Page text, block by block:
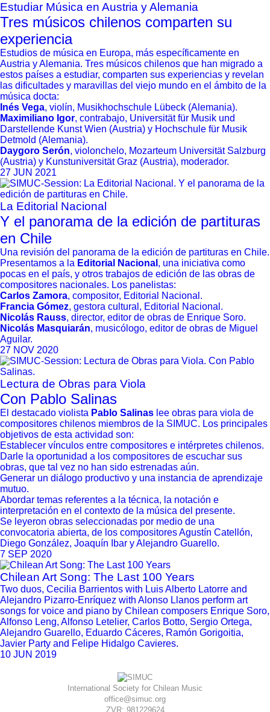
Estudiar Música en Austria y Alemania
Tres músicos chilenos comparten su
experiencia
Estudios de música en Europa, más específicamente en
Austria y Alemania. Tres músicos chilenos que han migrado a
estos países a estudiar, comparten sus experiencias y revelan
las dificultades y maravillas del viejo mundo en el ámbito de la
música docta:
Inés Vega, violín, Musikhochschule Lübeck (Alemania).
Maximiliano Igor, contrabajo, Universität für Musik und
Darstellende Kunst Wien (Austria) y Hochschule für Musik
Detmold (Alemania).
Daygoro Serón, violonchelo, Mozarteum Universität Salzburg
(Austria) y Kunstuniversität Graz (Austria), moderador.
27 JUN 2021
La Editorial Nacional
Y el panorama de la edición de partituras
en Chile
Una revisión del panorama de la edición de partituras en Chile.
Presentamos a la Editorial Nacional , una iniciativa como
pocas en el país, y otros trabajos de edición de las obras de
compositores nacionales. Los panelistas:
Carlos Zamora, compositor, Editorial Nacional.
Francia Gómez, gestora cultural, Editorial Nacional.
Nicolás Rauss, director, editor de obras de Enrique Soro.
Nicolás Masquiarán, musicólogo, editor de obras de Miguel
Aguilar.
27 NOV 2020
Lectura de Obras para Viola
Con Pablo Salinas
El destacado violista Pablo Salinas lee obras para viola de
compositores chilenos miembros de la SIMUC. Los principales
objetivos de esta actividad son:
Establecer vínculos entre compositores e intérpretes chilenos.
Darle la oportunidad a los compositores de escuchar sus
obras, que tal vez no han sido estrenadas aún.
Generar un diálogo productivo y una instancia de aprendizaje
mutuo.
Abordar temas referentes a la técnica, la notación e
interpretación en el contexto de la música del presente.
Se leyeron obras seleccionadas por medio de una
convocatoria abierta, de los compositores Agustín Catellón,
Diego González, Joaquín Ibar y Alejandro Guarello.
7 SEP 2020
Chilean Art Song: The Last 100 Years
Two duos, Cecilia Barrientos with Luis Alberto Latorre and
Alejandro Pizarro-Enríquez with Alonso Llanos perform art
songs for voice and piano by Chilean composers Enrique Soro,
Alfonso Leng, Alfonso Letelier, Carlos Botto, Sergio Ortega,
Alejandro Guarello, Eduardo Cáceres, Ramón Gorigoitia,
Javier Party and Felipe Hidalgo Cavieres.
10 JUN 2019
International Society for Chilean Music
office@simuc.org
ZVR: 981229624